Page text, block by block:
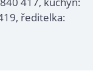
ředitelka: